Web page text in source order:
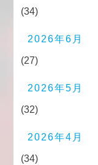
(34)
2026年6月
(27)
2026年5月
(32)
2026年4月
(34)